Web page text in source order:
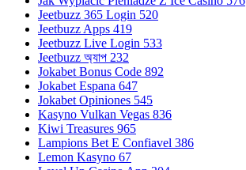
Jeetbuzz 365 Login 520
Jeetbuzz Apps 419
Jeetbuzz Live Login 533
Jeetbuzz অ্যাপ 232
Jokabet Bonus Code 892
Jokabet Espana 647
Jokabet Opiniones 545
Kasyno Vulkan Vegas 836
Kiwi Treasures 965
Lampions Bet E Confiavel 386
Lemon Kasyno 67